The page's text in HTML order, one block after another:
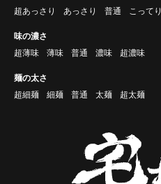
超あっさり
あっさり 普通 こってり
味の濃さ
超薄味
薄味 普通 濃味 超濃味
麺の太さ
超細麺
細麺 普通 太麺 超太麺